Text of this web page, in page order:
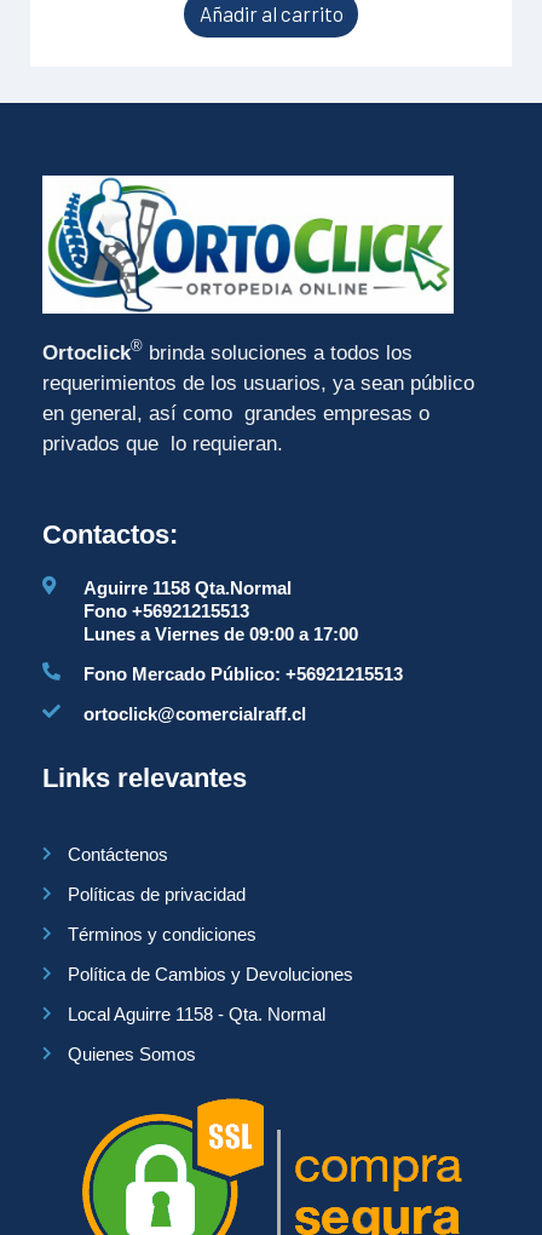
Añadir al carrito
Ortoclick® brinda soluciones a todos los
requerimientos de los usuarios, ya sean público
en general, así como grandes empresas o
privados que lo requieran.
Contactos:
Aguirre 1158 Qta.Normal
Fono +56921215513
Lunes a Viernes de 09:00 a 17:00
Fono Mercado Público: +56921215513
ortoclick@comercialraff.cl
Links relevantes
Contáctenos
Políticas de privacidad
Términos y condiciones
Política de Cambios y Devoluciones
Local Aguirre 1158 - Qta. Normal
Quienes Somos